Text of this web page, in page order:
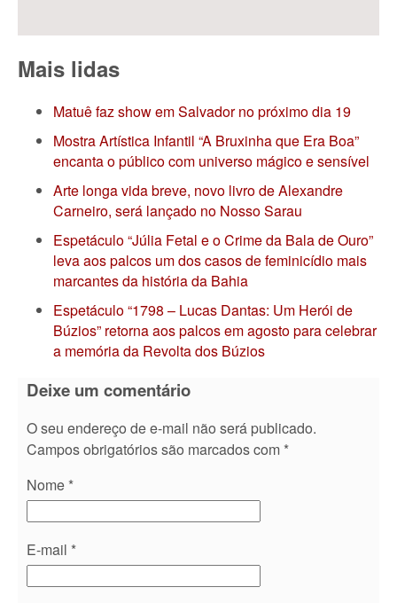
Mais lidas
Matuê faz show em Salvador no próximo dia 19
Mostra Artística Infantil “A Bruxinha que Era Boa”
encanta o público com universo mágico e sensível
Arte longa vida breve, novo livro de Alexandre
Carneiro, será lançado no Nosso Sarau
Espetáculo “Júlia Fetal e o Crime da Bala de Ouro”
leva aos palcos um dos casos de feminicídio mais
marcantes da história da Bahia
Espetáculo “1798 – Lucas Dantas: Um Herói de
Búzios” retorna aos palcos em agosto para celebrar
a memória da Revolta dos Búzios
Deixe um comentário
O seu endereço de e-mail não será publicado.
Campos obrigatórios são marcados com *
Nome *
E-mail *